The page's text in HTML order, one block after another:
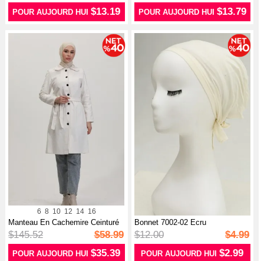
POUR AUJOURD HUI$13.19 POUR AUJOURD HUI $13.79
6 8 10 12 14 16
Manteau En Cachemire Ceinturé
5502-...
$145.52 $58.99
POUR AUJOURD HUI$35.39
Bonnet 7002-02 Ecru
$12.00 $4.99
POUR AUJOURD HUI$2.99